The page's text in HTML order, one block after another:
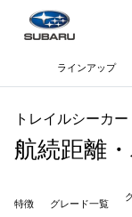
ラインアップ
トレイルシーカー
航続距離
特徴 グレード一覧